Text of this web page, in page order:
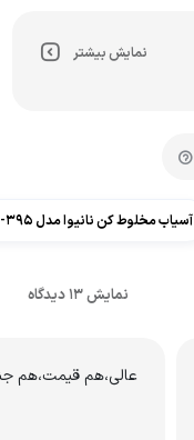
نمایش بیشتر
آسیاب مخلوط کن نانیوا مدل NB-395
نمایش 13 دیدگاه
عالی،هم قیمت،هم